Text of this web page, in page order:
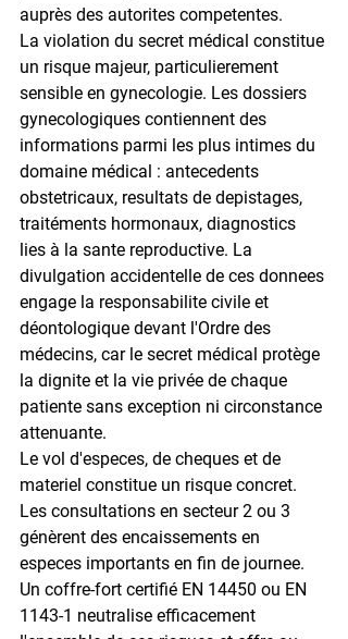
auprès des autorites competentes.
La violation du secret médical constitue
un risque majeur, particulierement
sensible en gynecologie. Les dossiers
gynecologiques contiennent des
informations parmi les plus intimes du
domaine médical : antecedents
obstetricaux, resultats de depistages,
traitéments hormonaux, diagnostics
lies à la sante reproductive. La
divulgation accidentelle de ces donnees
engage la responsabilite civile et
déontologique devant l'Ordre des
médecins, car le secret médical protège
la dignite et la vie privée de chaque
patiente sans exception ni circonstance
attenuante.
Le vol d'especes, de cheques et de
materiel constitue un risque concret.
Les consultations en secteur 2 ou 3
génèrent des encaissements en
especes importants en fin de journee.
Un coffre-fort certifié EN 14450 ou EN
1143-1 neutralise efficacement